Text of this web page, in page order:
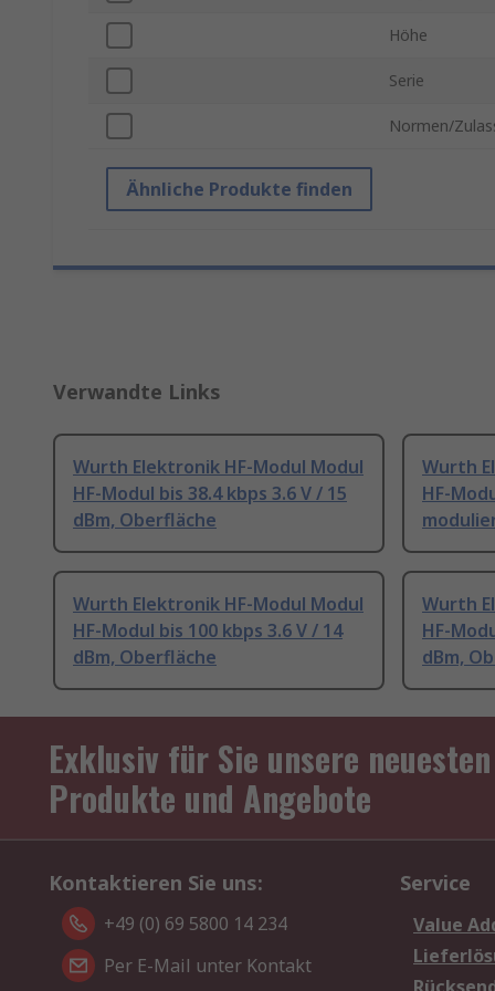
Höhe
Serie
Normen/
Ähnliche Produkte finden
Verwandte Links
Wurth Elektronik HF-Modul Modul
HF-Modul bis 38.4 kbps 3.6 V / 15
dBm, Oberfläche
Wurth
HF-
Wurth Elektronik HF-Modul Modul
HF-Modul bis 100 kbps 3.6 V / 14
dBm, Oberfläche
Wurth
HF-
dBm,
Exklusiv für Sie unsere neuesten
Produkte und Angebote
Kontaktieren Sie uns:
+49 (0) 69 5800 14 234
Per E-Mail unter Kontakt
Service
Value